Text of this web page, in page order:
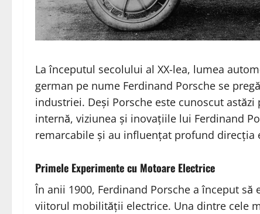
La începutul secolului al XX-lea, lumea
german pe nume Ferdinand Porsche se
industriei. Deși Porsche este cunoscut
internă, viziunea și inovațiile lui Ferdinand
remarcabile și au influențat profund
Primele Experimente cu Motoare Electrice
În anii 1900, Ferdinand Porsche a început
viitorul mobilității electrice. Una dintre cele